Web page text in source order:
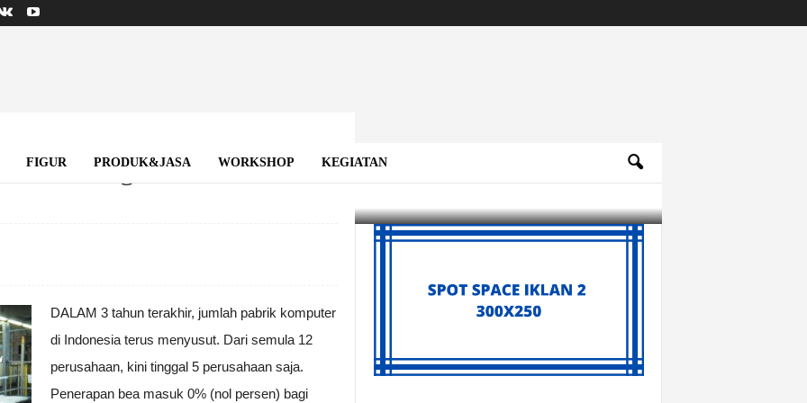
FIGUR PRODUK&JASA WORKSHOP KEGIATAN
Gulung Tikar
DALAM 3 tahun terakhir, jumlah pabrik komputer
di Indonesia terus menyusut. Dari semula 12
perusahaan, kini tinggal 5 perusahaan saja.
Penerapan bea masuk 0% (nol persen) bagi